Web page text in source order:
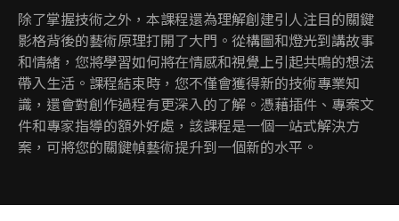
除了掌握技術之外，本課程還為理解創建引人注目的關鍵
影格背後的藝術原理打開了大門。從構圖和燈光到講故事
和情緒，您將學習如何將在情感和視覺上引起共鳴的想法
帶入生活。課程結束時，您不僅會獲得新的技術專業知
識，還會對創作過程有更深入的了解。憑藉插件、專案文
件和專家指導的額外好處，該課程是一個一站式解決方
案，可將您的關鍵幀藝術提升到一個新的水平。